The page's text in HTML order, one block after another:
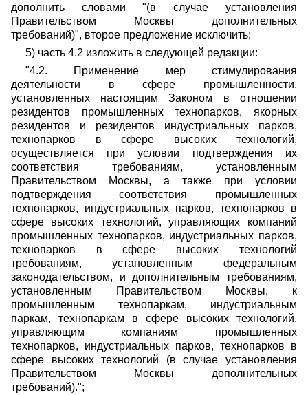
дополнить словами "(в случае установления
Правительством Москвы дополнительных
требований)", второе предложение исключить;
5) часть 4.2 изложить в следующей редакции:
"4.2. Применение мер стимулирования
деятельности в сфере промышленности,
установленных настоящим Законом в отношении
резидентов промышленных технопарков, якорных
резидентов и резидентов индустриальных парков,
технопарков в сфере высоких технологий,
осуществляется при условии подтверждения их
соответствия требованиям, установленным
Правительством Москвы, а также при условии
подтверждения соответствия промышленных
технопарков, индустриальных парков, технопарков в
сфере высоких технологий, управляющих компаний
промышленных технопарков, индустриальных парков,
технопарков в сфере высоких технологий
требованиям, установленным федеральным
законодательством, и дополнительным требованиям,
установленным Правительством Москвы, к
промышленным технопаркам, индустриальным
паркам, технопаркам в сфере высоких технологий,
управляющим компаниям промышленных
технопарков, индустриальных парков, технопарков в
сфере высоких технологий (в случае установления
Правительством Москвы дополнительных
требований).";